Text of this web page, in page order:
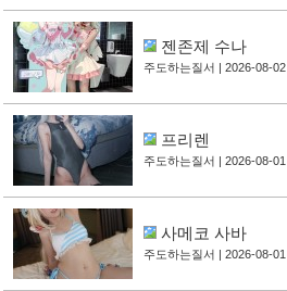
젠존제 수나
주도하는질서 | 2026-08-02
프리렌
주도하는질서 | 2026-08-01
사메코 사바
주도하는질서 | 2026-08-01